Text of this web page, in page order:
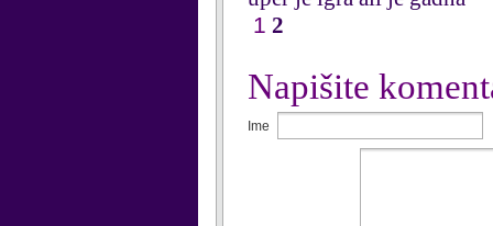
1 2
Napišite
Ime